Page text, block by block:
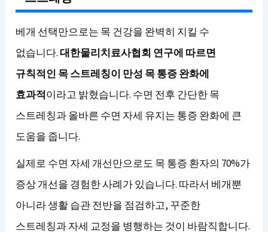
베개 선택만으로는 목 건강을 완벽히 지킬 수
없습니다.대한물리치료사협회 연구에 따르면
규칙적인 목 스트레칭이 만성 목 통증 완화에
효과적이라고 밝혔습니다. 수면 전후 간단한 목
스트레칭과 올바른 수면 자세 유지는 통증 완화에 큰
도움을 줍니다.
실제로 수면 자세 개선만으로도 목 통증 환자의 70%가
증상 개선을 경험한 사례가 있습니다. 따라서 베개뿐
아니라 생활 습관 전반을 점검하고, 꾸준한
스트레칭과 자세 교정을 병행하는 것이 바람직합니다.